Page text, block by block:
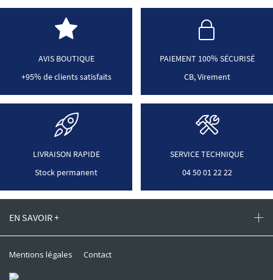
AVIS BOUTIQUE
+95% de clients satisfaits
PAIEMENT 100% SÉCURISÉ
CB, Virement
LIVRAISON RAPIDE
Stock permanent
SERVICE TECHNIQUE
04 50 01 22 22
EN SAVOIR +
Mentions légales Contact